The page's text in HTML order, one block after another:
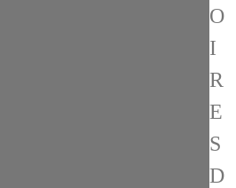
O
I
R
E
S
D